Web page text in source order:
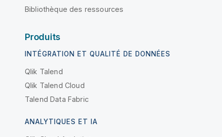
Bibliothèque des ressources
Produits
INTÉGRATION ET QUALITÉ DE DONNÉES
Qlik Talend
Qlik Talend Cloud
Talend Data Fabric
ANALYTIQUES ET IA